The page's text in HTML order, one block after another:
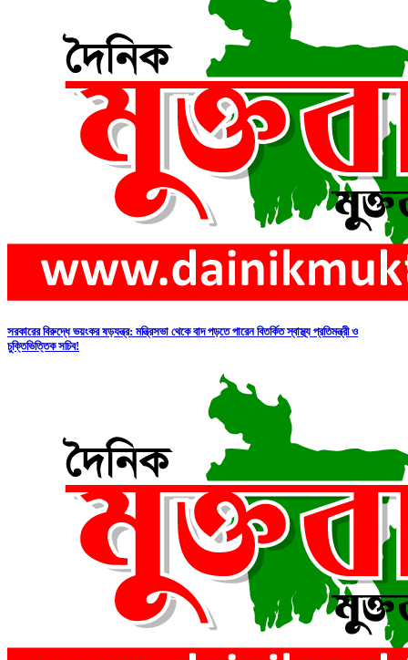
সরকারের বিরুদ্ধে ভয়ংকর ষড়যন্ত্র: মন্ত্রিসভা থেকে বাদ পড়তে পারেন বিতর্কিত স্বাস্থ্য প্রতিমন্ত্রী ও
চুক্তিভিত্তিক সচিব!